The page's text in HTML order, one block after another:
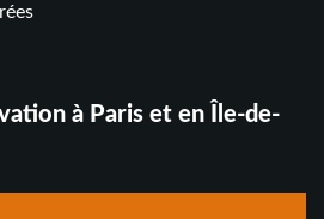
à Paris et en Île-de-